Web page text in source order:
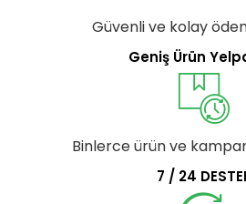
Güvenli ve kolay
Geniş Ürün
Binlerce ürün ve
7 / 24